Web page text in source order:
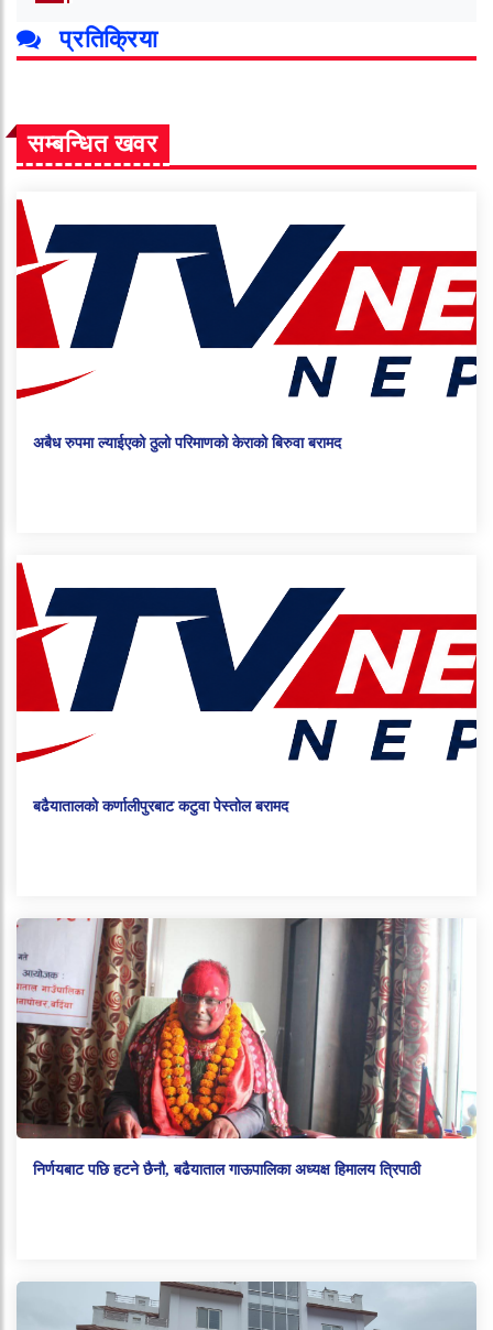
प्रतिक्रिया
सम्बन्धित खवर
अबैध रुपमा ल्याईएको ठुलो परिमाणको केराको बिरुवा बरामद
बढैयातालको कर्णालीपुरबाट कटुवा पेस्तोल बरामद
निर्णयबाट पछि हटने छैनौ, बढैयाताल गाऊपालिका अध्यक्ष हिमालय त्रिपाठी